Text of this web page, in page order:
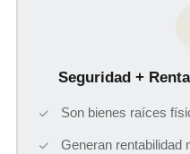
Seguridad +
Son bienes raíces
Generan rentabilidad